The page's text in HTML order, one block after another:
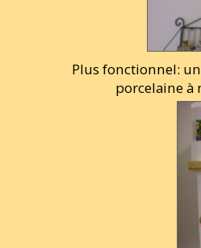
Plus fonctionnel:
porcelaine à